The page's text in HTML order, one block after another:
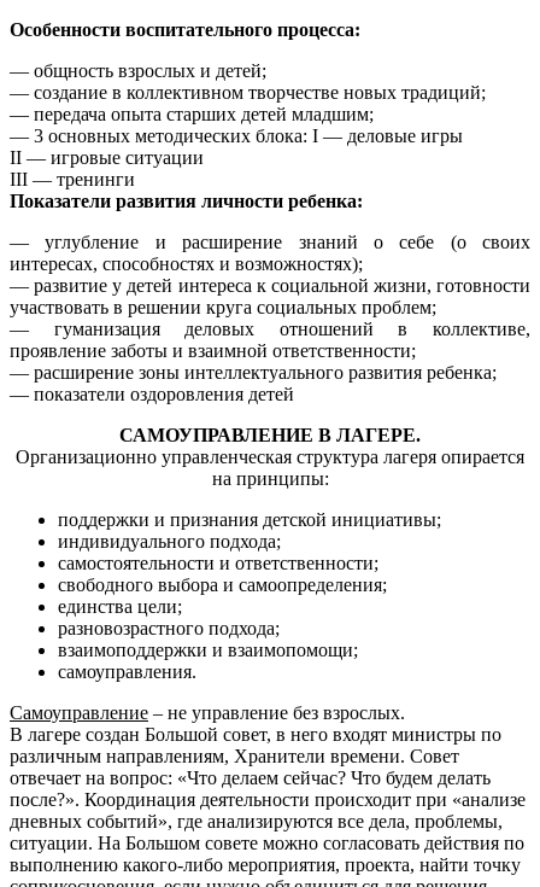
Особенности воспитательного процесса:
— общность взрослых и детей;
— создание в коллективном творчестве новых традиций;
— передача опыта старших детей младшим;
— 3 основных методических блока: I — деловые игры
II — игровые ситуации
III — тренинги
Показатели развития личности ребенка:
— углубление и расширение знаний о себе (о своих
интересах, способностях и возможностях);
— развитие у детей интереса к социальной жизни, готовности
участвовать в решении круга социальных проблем;
— гуманизация деловых отношений в коллективе,
проявление заботы и взаимной ответственности;
— расширение зоны интеллектуального развития ребенка;
— показатели оздоровления детей
САМОУПРАВЛЕНИЕ В ЛАГЕРЕ.
Организационно управленческая структура лагеря опирается
на принципы:
поддержки и признания детской инициативы;
индивидуального подхода;
самостоятельности и ответственности;
свободного выбора и самоопределения;
единства цели;
разновозрастного подхода;
взаимоподдержки и взаимопомощи;
самоуправления.
Самоуправление – не управление без взрослых.
В лагере создан Большой совет, в него входят министры по
различным направлениям, Хранители времени. Совет
отвечает на вопрос: «Что делаем сейчас? Что будем делать
после?». Координация деятельности происходит при «анализе
дневных событий», где анализируются все дела, проблемы,
ситуации. На Большом совете можно согласовать действия по
выполнению какого-либо мероприятия, проекта, найти точку